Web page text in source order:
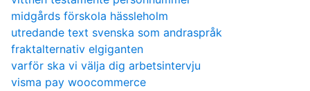
midgårds förskola hässleholm
utredande text svenska som andraspråk
fraktalternativ elgiganten
varför ska vi välja dig arbetsintervju
visma pay woocommerce